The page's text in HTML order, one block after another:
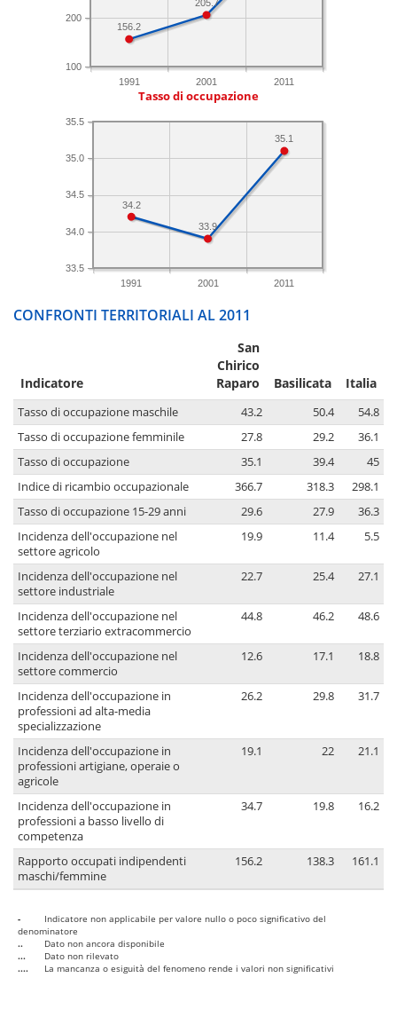
1991 2001 2011
100
200
205.7
156.2
Tasso di occupazione
1991 2001 2011
33.5
34.0
34.5
35.0
35.5
35.1
33.9
34.2
CONFRONTI TERRITORIALI AL 2011
Indicatore
San
Chirico
Raparo
Basilicata Italia
Tasso di occupazione maschile 43.2 50.4
54.8
Tasso di occupazione femminile
27.8 29.2
36.1
Tasso di occupazione
35.1 39.4
45
Indice di ricambio occupazionale
366.7 318.3
298.1
Tasso di occupazione 15-29 anni
29.6 27.9
36.3
Incidenza dell'occupazione nel
settore agricolo
19.9 11.4 5.5
Incidenza dell'occupazione nel
settore industriale
22.7 25.4 27.1
Incidenza dell'occupazione nel
settore terziario extracommercio
44.8 46.2 48.6
Incidenza dell'occupazione nel
settore commercio
12.6 17.1 18.8
Incidenza dell'occupazione in
professioni ad alta-media
specializzazione
26.2 29.8 31.7
Incidenza dell'occupazione in
professioni artigiane, operaie o
agricole
19.1 22 21.1
Incidenza dell'occupazione in
professioni a basso livello di
competenza
34.7 19.8 16.2
Rapporto occupati indipendenti
maschi/femmine
156.2 138.3 161.1
-
Indicatore non applicabile per valore nullo o poco significativo del
denominatore
..
Dato non ancora disponibile
...
Dato non rilevato
....
La mancanza o esiguità del fenomeno rende i valori non significativi